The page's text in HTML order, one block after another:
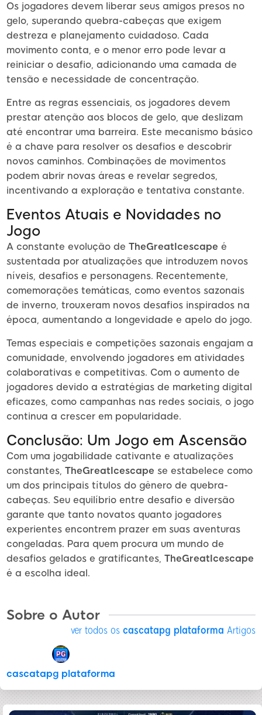
Os jogadores devem liberar seus amigos presos no
gelo, superando quebra-cabeças que exigem
destreza e planejamento cuidadoso. Cada
movimento conta, e o menor erro pode levar a
reiniciar o desafio, adicionando uma camada de
tensão e necessidade de concentração.
Entre as regras essenciais, os jogadores devem
prestar atenção aos blocos de gelo, que deslizam
até encontrar uma barreira. Este mecanismo básico
é a chave para resolver os desafios e descobrir
novos caminhos. Combinações de movimentos
podem abrir novas áreas e revelar segredos,
incentivando a exploração e tentativa constante.
Eventos Atuais e Novidades no
Jogo
A constante evolução de TheGreatIcescape é
sustentada por atualizações que introduzem novos
níveis, desafios e personagens. Recentemente,
comemorações temáticas, como eventos sazonais
de inverno, trouxeram novos desafios inspirados na
época, aumentando a longevidade e apelo do jogo.
Temas especiais e competições sazonais engajam a
comunidade, envolvendo jogadores em atividades
colaborativas e competitivas. Com o aumento de
jogadores devido a estratégias de marketing digital
eficazes, como campanhas nas redes sociais, o jogo
continua a crescer em popularidade.
Conclusão: Um Jogo em Ascensão
Com uma jogabilidade cativante e atualizações
constantes, TheGreatIcescape se estabelece como
um dos principais títulos do gênero de quebra-
cabeças. Seu equilíbrio entre desafio e diversão
garante que tanto novatos quanto jogadores
experientes encontrem prazer em suas aventuras
congeladas. Para quem procura um mundo de
desafios gelados e gratificantes, TheGreatIcescape
é a escolha ideal.
Sobre o Autor
ver todos os cascatapg plataforma Artigos
cascatapg plataforma